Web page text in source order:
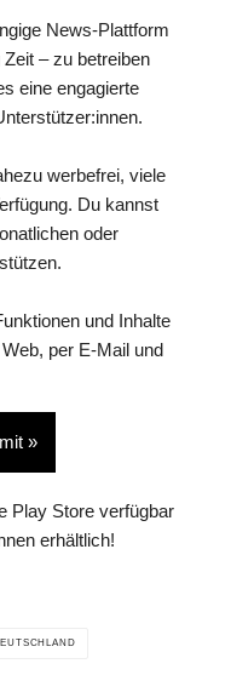
News-Plattform
– zu betreiben
eine engagierte
werbefrei, viele
Du kannst
oder
und Inhalte
per E-Mail und
»
Play Store verfügbar
erhältlich!